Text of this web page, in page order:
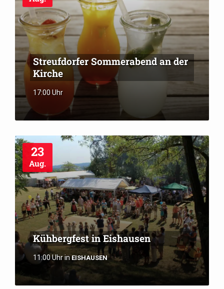
Streufdorfer Sommerabend an der
Kirche
17:00 Uhr
23
Aug.
Kühbergfest in Eishausen
11:00 UhrinEISHAUSEN